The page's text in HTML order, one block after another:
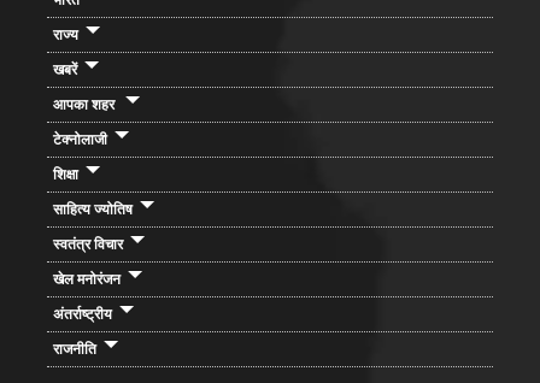
राज्य
खबरें
आपका शहर
टेक्नोलाजी
शिक्षा
साहित्य ज्योतिष
स्वतंत्र विचार
खेल मनोरंजन
अंतर्राष्ट्रीय
राजनीति